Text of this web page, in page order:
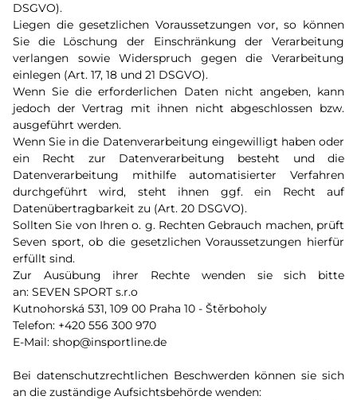
DSGVO).
Liegen die gesetzlichen Voraussetzungen vor, so können
Sie die Löschung der Einschränkung der Verarbeitung
verlangen sowie Widerspruch gegen die Verarbeitung
einlegen (Art. 17, 18 und 21 DSGVO).
Wenn Sie die erforderlichen Daten nicht angeben, kann
jedoch der Vertrag mit ihnen nicht abgeschlossen bzw.
ausgeführt werden.
Wenn Sie in die Datenverarbeitung eingewilligt haben oder
ein Recht zur Datenverarbeitung besteht und die
Datenverarbeitung mithilfe automatisierter Verfahren
durchgeführt wird, steht ihnen ggf. ein Recht auf
Datenübertragbarkeit zu (Art. 20 DSGVO).
Sollten Sie von Ihren o. g. Rechten Gebrauch machen, prüft
Seven sport, ob die gesetzlichen Voraussetzungen hierfür
erfüllt sind.
Zur Ausübung ihrer Rechte wenden sie sich bitte
an: SEVEN SPORT s.r.o
Kutnohorská 531, 109 00 Praha 10 - Štěrboholy
Telefon: +420 556 300 970
E-Mail: shop@insportline.de
Bei datenschutzrechtlichen Beschwerden können sie sich
an die zuständige Aufsichtsbehörde wenden: